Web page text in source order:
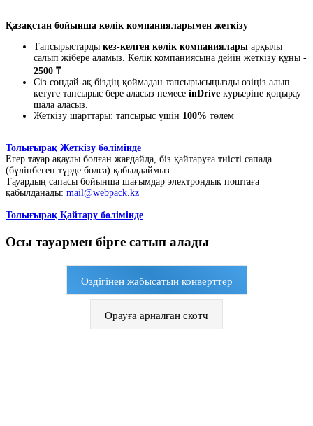
Қазақстан бойынша көлік компанияларымен жеткізу
Тапсырыстарды кез-келген көлік компаниялары арқылы
салып жібере аламыз. Көлік компаниясына дейін жеткізу құны -
2500 ₸
Сіз сондай-ақ біздің қоймадан тапсырысыңызды өзіңіз алып
кетуге тапсырыс бере аласыз немесе inDrive курьеріне қоңырау
шала аласыз.
Жеткізу шарттары: тапсырыс үшін 100% төлем
Толығырақ Жеткізу бөлімінде
Егер тауар ақаулы болған жағдайда, біз қайтаруға тиісті сапада
(бүлінбеген түрде болса) қабылдаймыз.
Тауардың сапасы бойынша шағымдар электрондық поштаға
қабылданады: mail@webpack.kz
Толығырақ Қайтару бөлімінде
Осы тауармен бірге сатып алады
Өздігінен жабысатын конверттер
Орауға арналған скотч